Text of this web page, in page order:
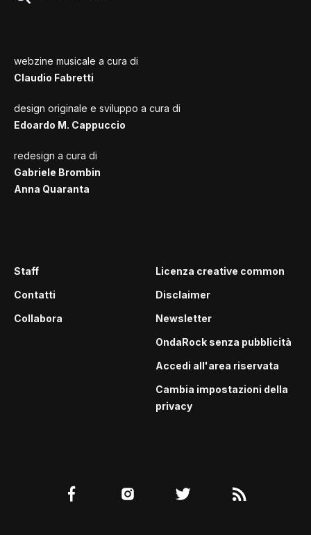
webzine musicale a cura di
Claudio Fabretti
design originale e sviluppo a cura di
Edoardo M. Cappuccio
redesign a cura di
Gabriele Brombin
Anna Quaranta
Staff
Contatti
Collabora
Licenza creative common
Disclaimer
Newsletter
OndaRock senza pubblicità
Accedi all'area riservata
Cambia impostazioni della
privacy